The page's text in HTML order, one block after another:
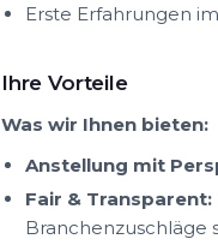
Erste Erfahrungen
Ihre Vorteile
Was wir Ihnen bieten:
Anstellung mit
Fair & Transparent:
Branchenzuschläge